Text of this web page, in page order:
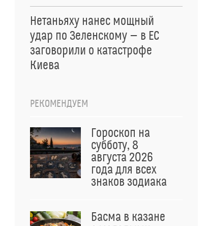
Нетаньяху нанес мощный
удар по Зеленскому — в ЕС
заговорили о катастрофе
Киева
РЕКОМЕНДУЕМ
Гороскоп на
субботу, 8
августа 2026
года для всех
знаков зодиака
Басма в казане